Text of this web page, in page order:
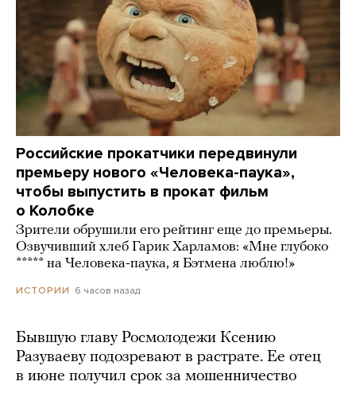
Российские прокатчики передвинули
премьеру нового «Человека-паука»,
чтобы выпустить в прокат фильм
о Колобке
Зрители обрушили его рейтинг еще до премьеры.
Озвучивший хлеб Гарик Харламов: «Мне глубоко
***** на Человека-паука, я Бэтмена люблю!»
ИСТОРИИ 6 часов назад
Бывшую главу Росмолодежи Ксению
Разуваеву подозревают в растрате. Ее отец
в июне получил срок за мошенничество